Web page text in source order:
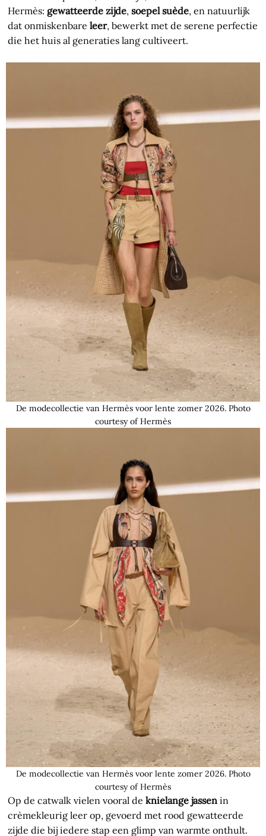
Hermès: gewatteerde zijde,soepel suède, en natuurlijk
dat onmiskenbareleer, bewerkt met de serene perfectie
die het huis al generaties lang cultiveert.
De modecollectie van Hermès voor lente zomer 2026. Photo
courtesy of Hermès
De modecollectie van Hermès voor lente zomer 2026. Photo
courtesy of Hermès
Op de catwalk vielen vooral deknielange jassen in
crèmekleurig leer op, gevoerd met rood gewatteerde
zijde die bij iedere stap een glimp van warmte onthult.